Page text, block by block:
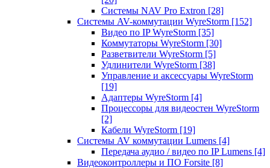
Системы NAV Pro Extron [28]
Системы AV-коммутации WyreStorm [152]
Видео по IP WyreStorm [35]
Коммутаторы WyreStorm [30]
Разветвители WyreStorm [5]
Удлинители WyreStorm [38]
Управление и аксессуары WyreStorm
[19]
Адаптеры WyreStorm [4]
Процессоры для видеостен WyreStorm
[2]
Кабели WyreStorm [19]
Системы AV коммутации Lumens [4]
Передача аудио / видео по IP Lumens [4]
Видеоконтроллеры и ПО Forsite [8]